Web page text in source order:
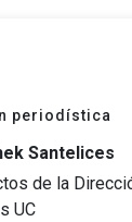
periodística
Santelices
de la
UC